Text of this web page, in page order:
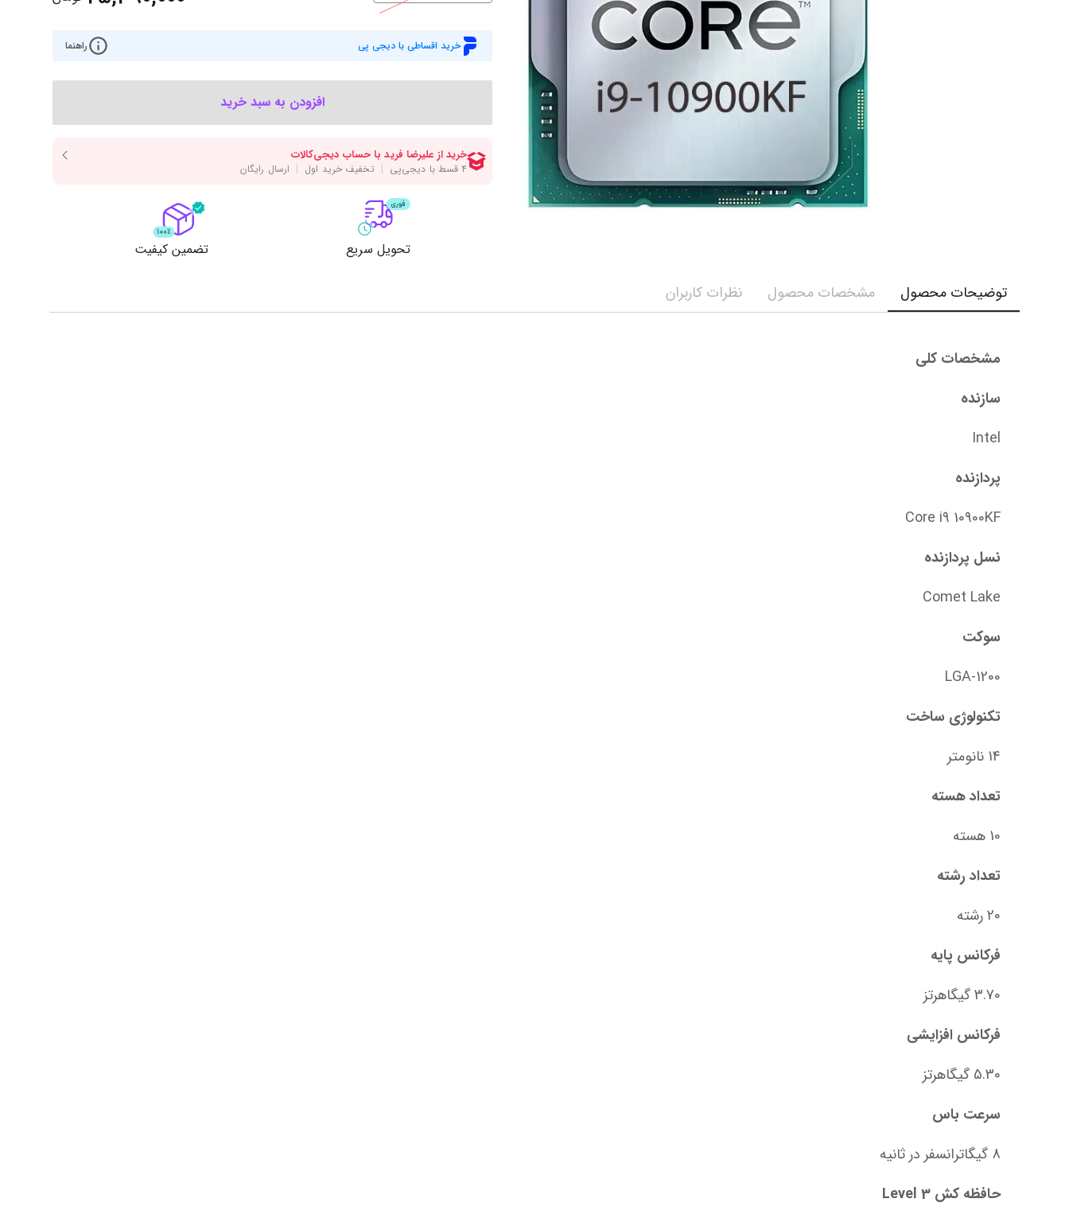
کابل‌ها
مادربرد
خرید اقساطی با دیجی پی راهنما
افزودن به سبد خرید
تحویل سریع تضمین کیفیت
توضیحات محصول مشخصات محصول نظرات کاربران
مشخصات کلی
سازنده
Intel
پردازنده
Core i9 10900KF
نسل پردازنده
Comet Lake
سوکت
LGA-1200
تکنولوژی ساخت
14 نانومتر
تعداد هسته
10 هسته
تعداد رشته
20 رشته
فرکانس پایه
3.70 گیگاهرتز
فرکانس افزایشی
5.30 گیگاهرتز
سرعت باس
8 گیگاترانسفر در ثانیه
حافظه کش Level 3